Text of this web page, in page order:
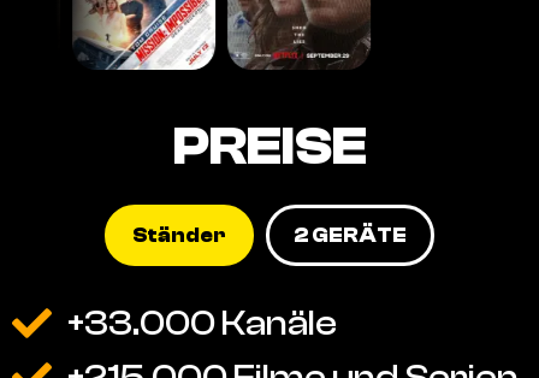
PREISE
Ständer 2 GERÄTE
+33.000 Kanäle